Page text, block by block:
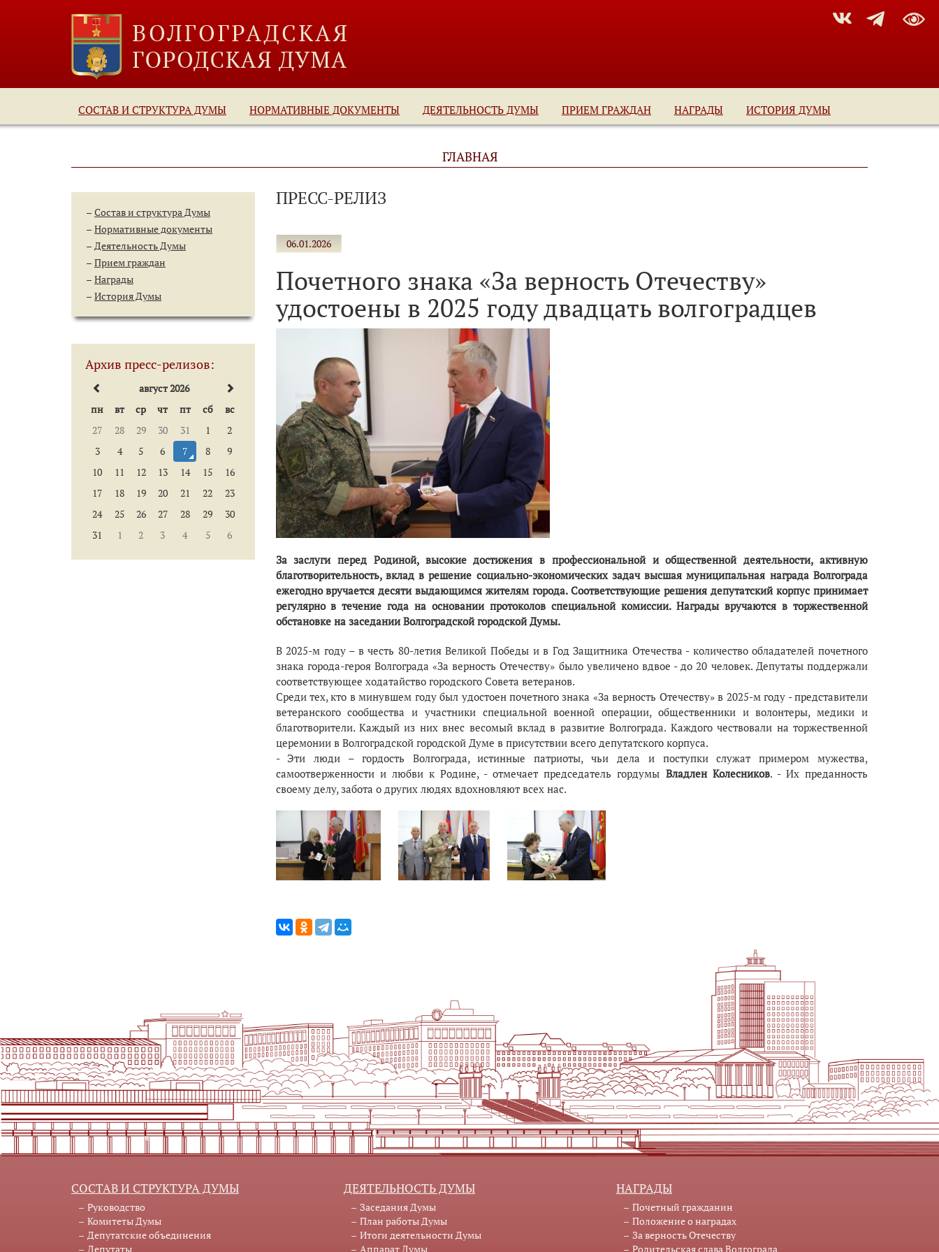
СОСТАВ И СТРУКТУРА ДУМЫ НОРМАТИВНЫЕ ДОКУМЕНТЫ ДЕЯТЕЛЬНОСТЬ ДУМЫ ПРИЕМ ГРАЖДАН НАГРАДЫ ИСТОРИЯ ДУМЫ
ГЛАВНАЯ
Состав и структура Думы
Нормативные документы
Деятельность Думы
Прием граждан
Награды
История Думы
Архив пресс-релизов:
август 2026
пн
вт ср чт пт сб
вс
27
28 29 30 31 1
2
3
4 5 6 7 8
9
10
11 12 13 14 15
16
17
18 19 20 21 22
23
24
25 26 27 28 29
30
31
1 2 3 4 5 6
ПРЕСС-РЕЛИЗ
06.01.2026
Почетного знака «За верность Отечеству»
удостоены в 2025 году двадцать волгоградцев
За заслуги перед Родиной, высокие достижения в профессиональной и общественной деятельности, активную
благотворительность, вклад в решение социально-экономических задач высшая муниципальная награда Волгограда
ежегодно вручается десяти выдающимся жителям города. Соответствующие решения депутатский корпус принимает
регулярно в течение года на основании протоколов специальной комиссии. Награды вручаются в торжественной
обстановке на заседании Волгоградской городской Думы.
В 2025-м году – в честь 80-летия Великой Победы и в Год Защитника Отечества - количество обладателей почетного
знака города-героя Волгограда «За верность Отечеству» было увеличено вдвое - до 20 человек. Депутаты поддержали
соответствующее ходатайство городского Совета ветеранов.
Среди тех, кто в минувшем году был удостоен почетного знака «За верность Отечеству» в 2025-м году - представители
ветеранского сообщества и участники специальной военной операции, общественники и волонтеры, медики и
благотворители. Каждый из них внес весомый вклад в развитие Волгограда. Каждого чествовали на торжественной
церемонии в Волгоградской городской Думе в присутствии всего депутатского корпуса.
- Эти люди – гордость Волгограда, истинные патриоты, чьи дела и поступки служат примером мужества,
самоотверженности и любви к Родине, - отмечает председатель гордумы Владлен Колесников. - Их преданность
своему делу, забота о других людях вдохновляют всех нас.
СОСТАВ И СТРУКТУРА ДУМЫ
Руководство
Комитеты Думы
Депутатские объединения
Депутаты
ДЕЯТЕЛЬНОСТЬ ДУМЫ
Заседания Думы
План работы Думы
Итоги деятельности Думы
Аппарат Думы
НАГРАДЫ
Почетный гражданин
Положение о наградах
За верность Отечеству
Родительская слава Волгограда